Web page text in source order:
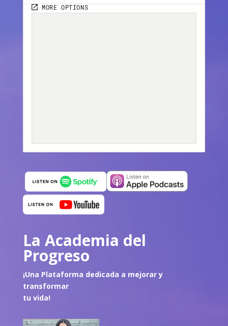
La Academia del
Progreso
¡Una Plataforma dedicada a mejorar y
transformar
tu vida!